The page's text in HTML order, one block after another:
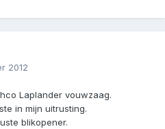
2012
Laplander vouwzaag.
in mijn uitrusting.
blikopener.